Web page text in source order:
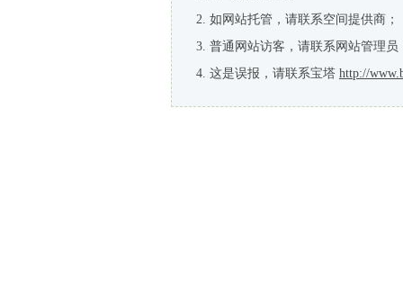
如网站托管，请联系空间提供商；
普通网站访客，请联系网站管理员
这是误报，请联系宝塔 http://